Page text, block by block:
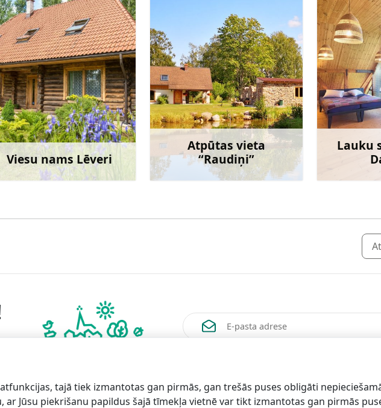
Viesu nams Lēveri
Uzzināt vairāk
Atpūtas vieta
“Raudiņi”
Uzzināt vairāk
Lauku
tajā tiek izmantotas gan pirmās, gan trešās puses obligāti
Jūsu piekrišanu papildus šajā tīmekļa vietnē var tikt izmantotas gan pirmās